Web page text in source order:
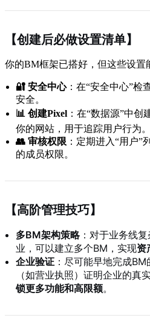
【创建后必做设置清单】
你的BM框架已搭好，但这些设置
🔐 安全中心：在“安全中心”检
安全。
📊 创建Pixel ：在“数据源”中创
你的网站，用于追踪用户行为。
👥 审核权限 ：定期进入“用户”
的成员权限。
【高阶管理技巧】
多BM架构策略：对于业务线
业，可以建立多个BM，实现资
企业验证 ：尽可能早地完成
（如营业执照）证明企业的真
锁更多功能和高限额。